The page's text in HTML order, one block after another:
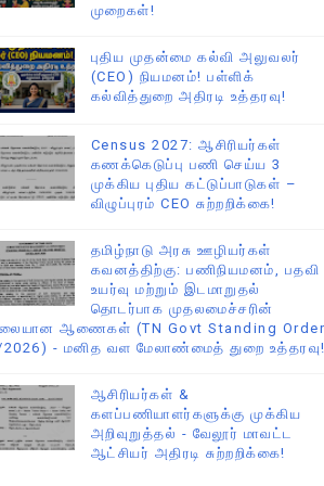
முறைகள்!
புதிய முதன்மை கல்வி அலுவலர்
(CEO) நியமனம்! பள்ளிக்
கல்வித்துறை அதிரடி உத்தரவு!
Census 2027: ஆசிரியர்கள்
கணக்கெடுப்பு பணி செய்ய 3
முக்கிய புதிய கட்டுப்பாடுகள் –
விழுப்புரம் CEO சுற்றறிக்கை!
தமிழ்நாடு அரசு ஊழியர்கள்
கவனத்திற்கு: பணிநியமனம், பதவி
உயர்வு மற்றும் இடமாறுதல்
தொடர்பாக முதலமைச்சரின்
ஆணைகள் (TN Govt Standing Order
- மனித வள மேலாண்மைத் துறை
ஆசிரியர்கள் &
களப்பணியாளர்களுக்கு முக்கிய
அறிவுறுத்தல் - வேலூர் மாவட்ட
ஆட்சியர் அதிரடி சுற்றறிக்கை!